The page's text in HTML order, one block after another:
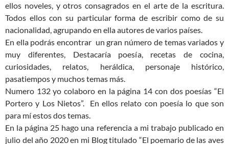
ellos noveles, y otros consagrados en el arte de la escritura.
Todos ellos con su particular forma de escribir como de su
nacionalidad, agrupando en ella autores de varios países.
En ella podrás encontrar un gran número de temas variados y
muy diferentes, Destacaría poesía, recetas de cocina,
curiosidades, relatos, heráldica, personaje histórico,
pasatiempos y muchos temas más.
Numero 132 yo colaboro en la página 14 con dos poesías “El
Portero y Los Nietos”. En ellos relato con poesía lo que son
para mí estos dos temas.
En la página 25 hago una referencia a mi trabajo publicado en
julio del año 2020 en mi Blog titulado “El poemario de las aves